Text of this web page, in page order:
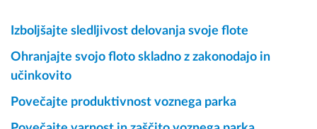
Izboljšajte sledljivost delovanja svoje flote
Ohranjajte svojo floto skladno z zakonodajo in
učinkovito
Povečajte produktivnost voznega parka